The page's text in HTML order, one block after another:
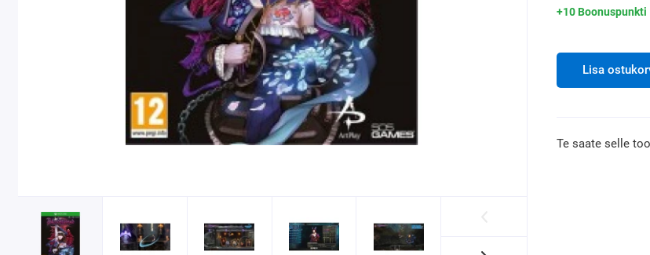
+10 Boonuspunkti
Lisa
Te saate selle